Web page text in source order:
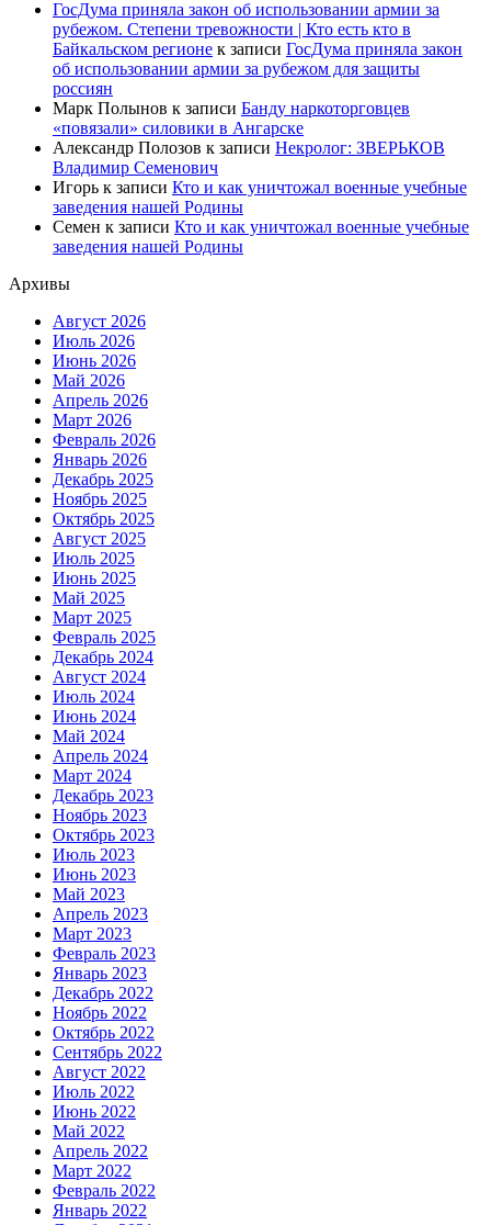
ГосДума приняла закон об использовании армии за
рубежом. Степени тревожности | Кто есть кто в
Байкальском регионе к записи ГосДума приняла закон
об использовании армии за рубежом для защиты
россиян
Марк Полынов к записи Банду наркоторговцев
«повязали» силовики в Ангарске
Александр Полозов к записи Некролог: ЗВЕРЬКОВ
Владимир Семенович
Игорь к записи Кто и как уничтожал военные учебные
заведения нашей Родины
Семен к записи Кто и как уничтожал военные учебные
заведения нашей Родины
Архивы
Август 2026
Июль 2026
Июнь 2026
Май 2026
Апрель 2026
Март 2026
Февраль 2026
Январь 2026
Декабрь 2025
Ноябрь 2025
Октябрь 2025
Август 2025
Июль 2025
Июнь 2025
Май 2025
Март 2025
Февраль 2025
Декабрь 2024
Август 2024
Июль 2024
Июнь 2024
Май 2024
Апрель 2024
Март 2024
Декабрь 2023
Ноябрь 2023
Октябрь 2023
Июль 2023
Июнь 2023
Май 2023
Апрель 2023
Март 2023
Февраль 2023
Январь 2023
Декабрь 2022
Ноябрь 2022
Октябрь 2022
Сентябрь 2022
Август 2022
Июль 2022
Июнь 2022
Май 2022
Апрель 2022
Март 2022
Февраль 2022
Январь 2022